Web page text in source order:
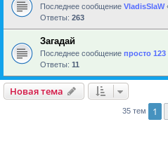
Последнее сообщение VladisSlaW
Ответы: 263
Загадай
Последнее сообщение просто 123
Ответы: 11
Новая тема
35 тем 1